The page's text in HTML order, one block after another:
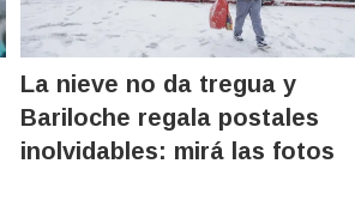
La nieve no da tregua y
Bariloche regala postales
inolvidables: mirá las fotos